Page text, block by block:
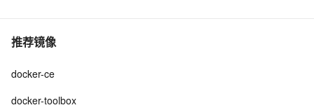
推荐镜像
docker-ce
docker-toolbox